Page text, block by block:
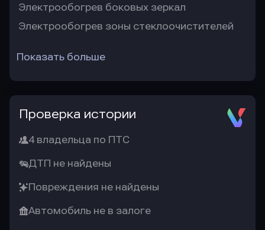
Электрообогрев боковых зеркал
Электрообогрев зоны стеклоочистителей
Показать больше
Проверка истории
4 владельца по ПТС
ДТП не найдены
Повреждения не найдены
Автомобиль не в залоге